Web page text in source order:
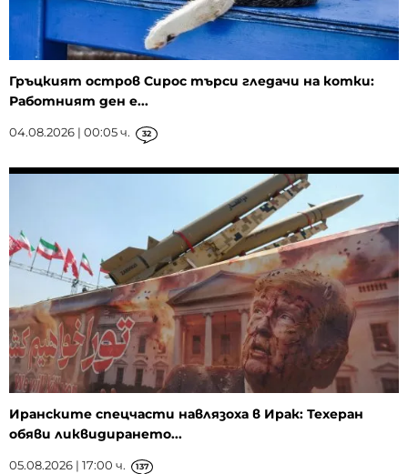
Гръцкият остров Сирос търси гледачи на котки:
Работният ден е...
04.08.2026 | 00:05 ч. 32
Иранските спецчасти навлязоха в Ирак: Техеран
обяви ликвидирането...
05.08.2026 | 17:00 ч. 137